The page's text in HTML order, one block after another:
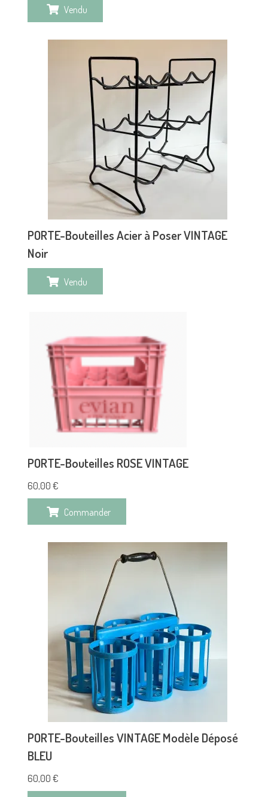
Vendu
PORTE-Bouteilles Acier à Poser VINTAGE
Noir
Vendu
PORTE-Bouteilles ROSE VINTAGE
60,00 €
Commander
PORTE-Bouteilles VINTAGE Modèle Déposé
BLEU
60,00 €